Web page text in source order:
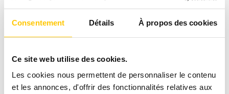
Consentement Détails À propos des cookies
Ce site web utilise des cookies.
Les cookies nous permettent de personnaliser le contenu
et les annonces, d'offrir des fonctionnalités relatives aux